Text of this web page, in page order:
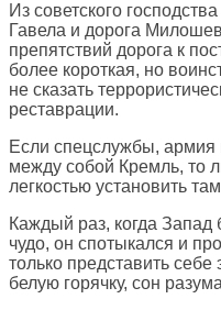
Из советского
Гавела и дорога
препятствий дорога к
более короткая, но
не сказать
реставрации.
Если спецслужбы, армия
между собой Кремль, то
легкостью установить
Каждый раз, когда Запад
чудо, он спотыкался и
только представить себе
белую горячку, сон